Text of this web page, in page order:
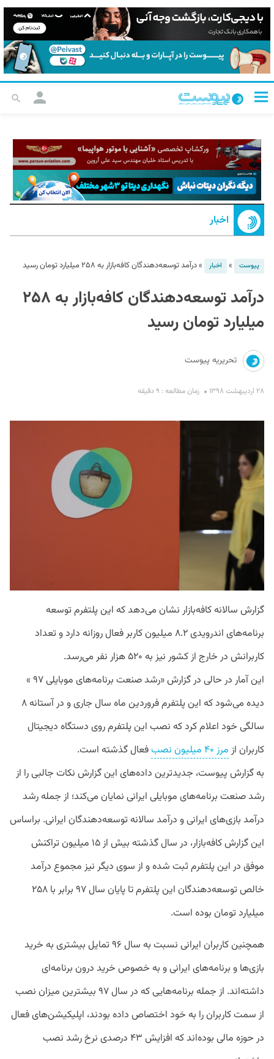
اخبار
پیوست » اخبار »درآمد توسعه‌دهندگان کافه‌بازار به ۲۵۸ میلیارد تومان رسید
درآمد توسعه‌دهندگان کافه‌بازار به ۲۵۸
میلیارد تومان رسید
تحریریه پیوست
۲۸ اردیبهشت ۱۳۹۸ زمان مطالعه : ۹ دقیقه
گزارش سالانه کافه‌بازار نشان می‌دهد که این پلتفرم توسعه
برنامه‌های اندرویدی ۸.۲ میلیون کاربر فعال روزانه دارد و تعداد
کاربرانش در خارج از کشور نیز به ۵۲۰ هزار نفر می‌رسد.
این آمار در حالی در گزارش «رشد صنعت برنامه‌های موبایلی ۹۷ »
دیده می‌شود که این پلتفرم فروردین ماه سال جاری و در آستانه ۸
سالگی خود اعلام کرد که نصب این پلتفرم روی دستگاه دیجیتال
کاربران از مرز ۴۰ میلیون نصب
فعال گذشته است.
به گزارش پیوست، جدیدترین داده‌های این گزارش نکات جالبی را از
رشد صنعت برنامه‌های موبایلی ایرانی نمایان می‌کند؛ از جمله رشد
درآمد بازی‌های ایرانی و درآمد سالانه توسعه‌دهندگان ایرانی. براساس
این گزارش کافه‌بازار، در سال گذشته بیش از ۱۵ میلیون تراکنش
موفق در این پلتفرم ثبت شده و از سوی دیگر نیز مجموع درآمد
خالص توسعه‌دهندگان این پلتفرم تا پایان سال ۹۷ برابر با ۲۵۸
میلیارد تومان بوده است.
همچنین کاربران ایرانی نسبت به سال ۹۶ تمایل بیشتری به خرید
بازی‌ها و برنامه‌های ایرانی و به خصوص خرید درون برنامه‌ای
داشته‌اند. از جمله برنامه‌هایی که در سال ۹۷ بیشترین میزان نصب
از سمت کاربران را به خود اختصاص داده بودند، اپلیکیشن‌های فعال
در حوزه مالی بوده‌اند که افزایش ۴۳ درصدی نرخ رشد نصب